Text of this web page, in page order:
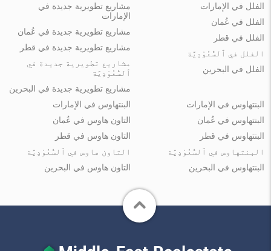
الفلل في الإمارات
الفلل في عُمان
الفلل في قطر
الفلل في ٱلسُّعُوْدِيَّة
الفلل في البحرين
مشاريع تطويرية جديدة في
الإمارات
مشاريع تطويرية جديدة في عُمان
مشاريع تطويرية جديدة في قطر
مشاريع تطويرية جديدة في
ٱلسُّعُوْدِيَّة
مشاريع تطويرية جديدة في البحرين
البنتهاوس في الإمارات
البنتهاوس في عُمان
البنتهاوس في قطر
البنتهاوس في ٱلسُّعُوْدِيَّة
البنتهاوس في البحرين
البنتهاوس في الإمارات
التاون هاوس في عُمان
التاون هاوس في قطر
التاون هاوس في ٱلسُّعُوْدِيَّة
التاون هاوس في البحرين